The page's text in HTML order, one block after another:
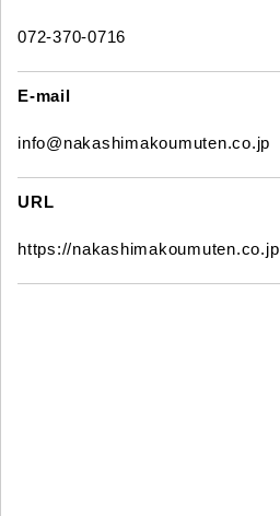
072-370-0716
E-mail
info@nakashimakoumuten.co.jp
URL
https://nakashimakoumuten.co.jp